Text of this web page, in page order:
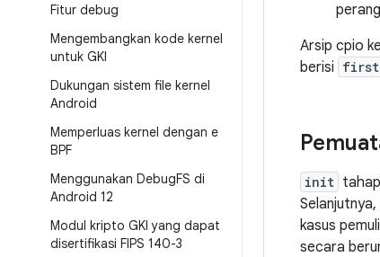
Fitur debug
Mengembangkan kode kernel
untuk GKI
Dukungan sistem file kernel
Android
Memperluas kernel dengan e
BPF
Menggunakan DebugFS di
Android 12
Modul kripto GKI yang dapat
disertifikasi FIPS 140-3
Arsip cpio
berisi
init
kasus
secara